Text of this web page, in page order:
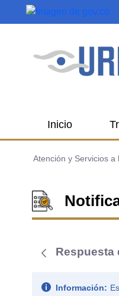
Saltar al contenido principal
Inicio
Atención y Servicios a
Respuesta
Información: